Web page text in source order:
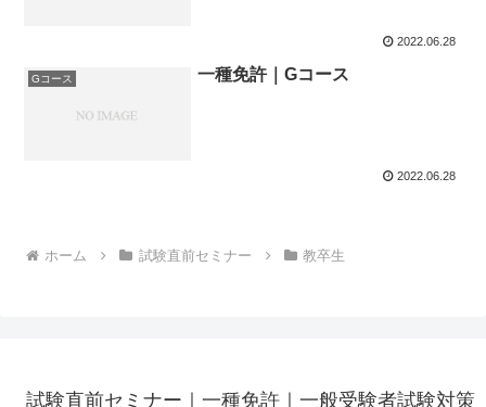
2022.06.28
Gコース 一種免許｜Gコース
2022.06.28
ホーム 試験直前セミナー 教卒生
試験直前セミナー｜一種免許｜一般受験者試験対策